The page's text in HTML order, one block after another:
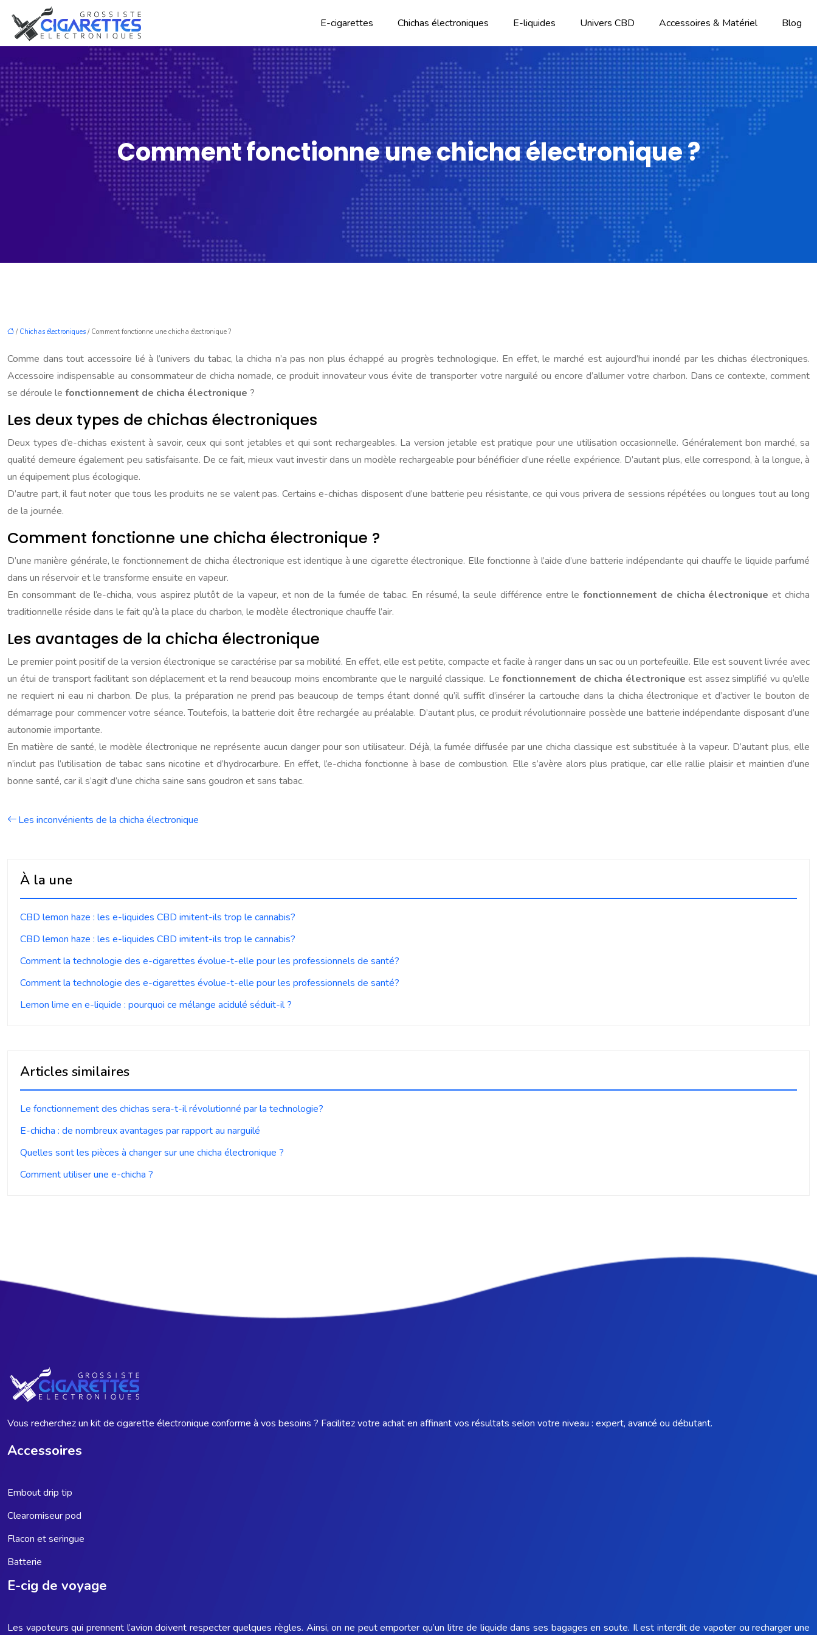
E-cigarettes Chichas électroniques E-liquides Univers CBD Accessoires & Matériel Blog
Comment fonctionne une chicha électronique ?
/ Chichas électroniques / Comment fonctionne une chicha électronique ?
Comme dans tout accessoire lié à l’univers du tabac, la chicha n’a pas non plus échappé au progrès technologique. En effet, le marché est aujourd’hui inondé par les chichas électroniques.
Accessoire indispensable au consommateur de chicha nomade, ce produit innovateur vous évite de transporter votre narguilé ou encore d’allumer votre charbon. Dans ce contexte, comment
se déroule le fonctionnement de chicha électronique ?
Les deux types de chichas électroniques
Deux types d’e-chichas existent à savoir, ceux qui sont jetables et qui sont rechargeables. La version jetable est pratique pour une utilisation occasionnelle. Généralement bon marché, sa
qualité demeure également peu satisfaisante. De ce fait, mieux vaut investir dans un modèle rechargeable pour bénéficier d’une réelle expérience. D’autant plus, elle correspond, à la longue, à
un équipement plus écologique.
D’autre part, il faut noter que tous les produits ne se valent pas. Certains e-chichas disposent d’une batterie peu résistante, ce qui vous privera de sessions répétées ou longues tout au long
de la journée.
Comment fonctionne une chicha électronique ?
D’une manière générale, le fonctionnement de chicha électronique est identique à une cigarette électronique. Elle fonctionne à l’aide d’une batterie indépendante qui chauffe le liquide parfumé
dans un réservoir et le transforme ensuite en vapeur.
En consommant de l’e-chicha, vous aspirez plutôt de la vapeur, et non de la fumée de tabac. En résumé, la seule différence entre lefonctionnement de chicha électronique et chicha
traditionnelle réside dans le fait qu’à la place du charbon, le modèle électronique chauffe l’air.
Les avantages de la chicha électronique
Le premier point positif de la version électronique se caractérise par sa mobilité. En effet, elle est petite, compacte et facile à ranger dans un sac ou un portefeuille. Elle est souvent livrée avec
un étui de transport facilitant son déplacement et la rend beaucoup moins encombrante que le narguilé classique. Le fonctionnement de chicha électronique est assez simplifié vu qu’elle
ne requiert ni eau ni charbon. De plus, la préparation ne prend pas beaucoup de temps étant donné qu’il suffit d’insérer la cartouche dans la chicha électronique et d’activer le bouton de
démarrage pour commencer votre séance. Toutefois, la batterie doit être rechargée au préalable. D’autant plus, ce produit révolutionnaire possède une batterie indépendante disposant d’une
autonomie importante.
En matière de santé, le modèle électronique ne représente aucun danger pour son utilisateur. Déjà, la fumée diffusée par une chicha classique est substituée à la vapeur. D’autant plus, elle
n’inclut pas l’utilisation de tabac sans nicotine et d’hydrocarbure. En effet, l’e-chicha fonctionne à base de combustion. Elle s’avère alors plus pratique, car elle rallie plaisir et maintien d’une
bonne santé, car il s’agit d’une chicha saine sans goudron et sans tabac.
Les inconvénients de la chicha électronique
À la une
CBD lemon haze : les e-liquides CBD imitent-ils trop le cannabis?
CBD lemon haze : les e-liquides CBD imitent-ils trop le cannabis?
Comment la technologie des e-cigarettes évolue-t-elle pour les professionnels de santé?
Comment la technologie des e-cigarettes évolue-t-elle pour les professionnels de santé?
Lemon lime en e-liquide : pourquoi ce mélange acidulé séduit-il ?
Articles similaires
Le fonctionnement des chichas sera-t-il révolutionné par la technologie?
E-chicha : de nombreux avantages par rapport au narguilé
Quelles sont les pièces à changer sur une chicha électronique ?
Comment utiliser une e-chicha ?
Vous recherchez un kit de cigarette électronique conforme à vos besoins ? Facilitez votre achat en affinant vos résultats selon votre niveau : expert, avancé ou débutant.
Accessoires
Embout drip tip
Clearomiseur pod
Flacon et seringue
Batterie
E-cig de voyage
Les vapoteurs qui prennent l’avion doivent respecter quelques règles. Ainsi, on ne peut emporter qu’un litre de liquide dans ses bagages en soute. Il est interdit de vapoter ou recharger une